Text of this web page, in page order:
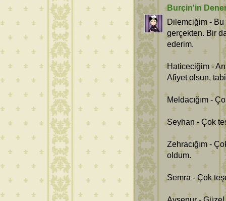
Burçin'in
Dilemciğim - Bu
gerçekten. Bir
ederim.
Haticeciğim -
Afiyet olsun,
Meldacığım -
Seyhan - Çok
Zehracığım -
oldum.
Semra - Çok